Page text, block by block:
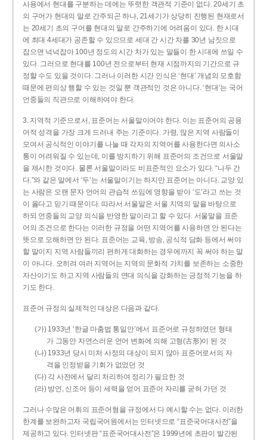
사용에서 현대를 구분하는 데에는 뚜렷한 객관적 기준이 없다. 20세기 초
의 구어가 현대의 말로 간주되곤 하나, 21세기가 상당히 진행된 현재로서
는 20세기 초의 구어를 현대의 말로 간주하기에 어려움이 있다. 한 시대
에 최대 4세대가 공존할 수 있으므로 세대 간 시간 차를 30년 남짓으로
잡으면 넉넉잡아 100년 정도의 시간 차가 있는 말들이 한 시대에 쓰일 수
있다. 그러므로 현대를 100년 전으로부터 현재 시점까지의 기간으로 규
정할 수도 있을 것이다. 그러나 이러한 시간 인식은 ‘현대’ 개념의 모호함
때문에 편의상 행할 수 있는 것일 뿐 객관적인 것은 아니다. ‘현대’는 국어
언중들의 직관으로 이해하여야 한다.
3. 지역적 기준으로서, 표준어는 서울말이어야 한다. 이는 표준어의 공용
어적 성격을 가장 크게 드러내 주는 기준이다. 가령, 많은 지역 사람들이
모여서 공식적인 이야기를 나눌 때 각자의 지역어를 사용한다면 의사소
통이 어려워질 수 있는데, 이를 방지하기 위해 표준어의 조건으로 서울말
을 제시한 것이다. 물론 서울말이라도 비표준적인 요소가 있다. “나두 간
다.”와 같은 말에서 ‘두’는 서울말이기는 하지만 표준어는 아니다. 교양 있
는 사람은 오랜 문자 언어의 관습적 쓰임에 영향을 받아 ‘도’라고 쓰는 것
이 옳다고 믿기 때문이다. 따라서 서울말은 서울 지역의 말을 바탕으로
하되 언중들의 교양 의식을 반영한 말이라고 할 수 있다. 서울말을 표준
어의 조건으로 한다는 이러한 규정을 어떤 지역어를 사용하면 안 된다는
뜻으로 오해하면 안 된다. 표준어는 교육, 방송, 공식적 담화 등에서 써야
할 말이지 지역 사람들끼리 편하게 대화하는 경우에까지 꼭 써야 하는 말
이 아니다. 오히려 여러 지역어는 지역의 문화적 가치를 보존하는 소중한
자산이기도 하고 지역 사람들의 연대 의식을 강화하는 긍정적 기능을 하
기도 한다.
표준어 규정의 실제적인 대상은 다음과 같다.
(가) 1933년 ‘한글 마춤법 통일안’에서 표준어로 규정하였던 형태
가 그동안 자연스러운 언어 변화에 의해 고형(古形)이 된 것
(나) 1933년 당시 미처 사정의 대상이 되지 않아 표준어로서의 자
격을 인정받을 기회가 없었던 것
(다) 각 사전에서 달리 처리하여 정리가 필요한 것
(라) 방언, 신조어 등이 세력을 얻어 표준어 자리를 굳혀 가던 것
그러나 수많은 어휘의 표준어형을 규정에서 다 예시할 수는 없다. 이러한
한계를 보완하고자 국립국어원에서는 인터넷으로 “표준국어대사전”을
제공하고 있다. 인터넷판 “표준국어대사전”은 1999년에 초판이 발간된